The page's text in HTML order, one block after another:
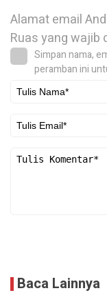
Alamat email
Ruas yang wajib
Simpan nama,
peramban ini
Baca Lainnya